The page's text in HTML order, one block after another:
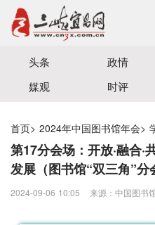
宜昌三峡融媒体中心主办
头条 政情
媒观
时评
首页> 2024年中国图书馆年会>
第17分会场：开放·融合
发展（图书馆“双三角”分
2024-09-06 10:05 来源：中国图书